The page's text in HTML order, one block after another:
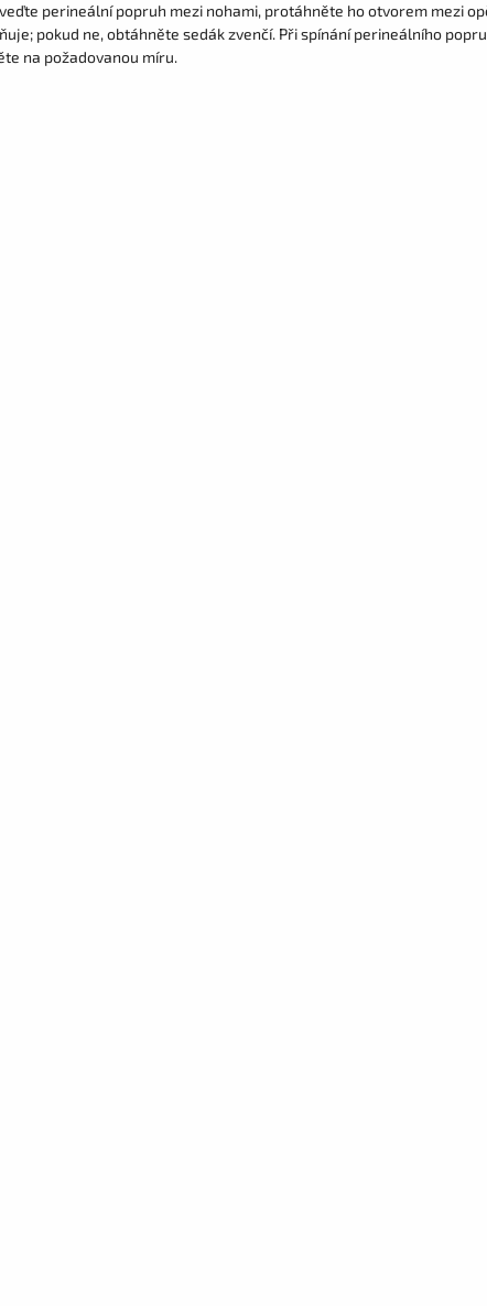
perineální popruh mezi nohami, protáhněte ho otvorem mezi
pokud ne, obtáhněte sedák zvenčí. Při spínání perineálního
na požadovanou míru.